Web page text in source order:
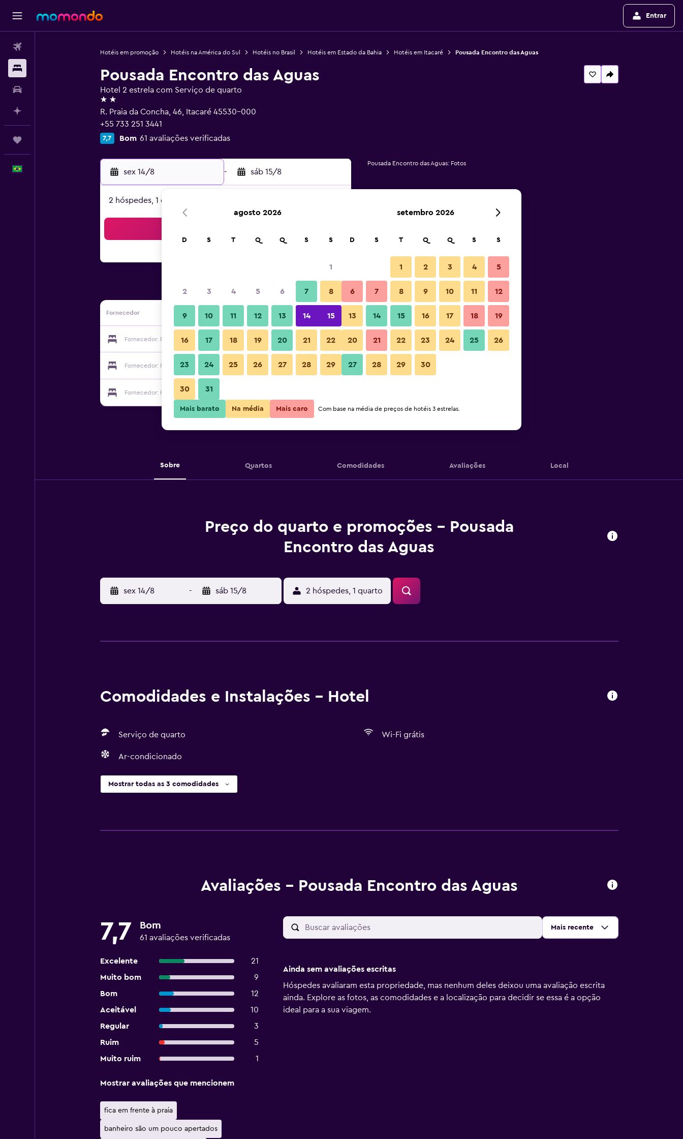
Entrar
Hotéis em promoção Hotéis na América do Sul Hotéis no Brasil Hotéis em Estado da Bahia Hotéis em Itacaré Pousada Encontro das Aguas
Pousada Encontro das Aguas
Hotel 2 estrela com Serviço de quarto
2 estrelas
R. Praia da Concha, 46, Itacaré 45530-000
+55 733 251 3441
7,7 Bom 61 avaliações verificadas
sex 14/8 - sáb 15/8
2 hóspedes, 1 quarto
Fornecedor
Fornecedor: Pousada Encontro das Aguas Ver preços
Fornecedor: Pousada Encontro das Aguas Ver preços
Fornecedor: Pousada Encontro das Aguas
Pousada Encontro das Aguas: Fotos
Sobre Quartos Comodidades Avaliações Local
Preço do quarto e promoções - Pousada
Encontro das Aguas
sex 14/8 - sáb 15/8 2 hóspedes, 1 quarto
Comodidades e Instalações - Hotel
Serviço de quarto Wi-Fi grátis
Ar-condicionado
Mostrar todas as 3 comodidades
Avaliações - Pousada Encontro das Aguas
7,7 Bom
61 avaliações verificadas
Excelente
21
Muito bom
9
Bom
12
Aceitável
10
Regular
3
Ruim
5
Muito ruim
1
Ordenar por:
Mais recente
Mostrar avaliações que mencionem
fica em frente à praia
banheiro são um pouco apertados
Ainda sem avaliações escritas
Hóspedes avaliaram esta propriedade, mas nenhum deles deixou uma avaliação escrita
ainda. Explore as fotos, as comodidades e a localização para decidir se essa é a opção
ideal para a sua viagem.
agosto 2026
D S T Q Q S S
1
2 3 4 5 6 7 8
9 10 11 12 13 14 15
16 17 18 19 20 21 22
23 24 25 26 27 28 29
30 31
setembro 2026
D S T Q Q S S
1 2 3 4 5
6 7 8 9 10 11 12
13 14 15 16 17 18 19
20 21 22 23 24 25 26
27 28 29 30
Mais barato Na média Mais caro Com base na média de preços de hotéis 3 estrelas.